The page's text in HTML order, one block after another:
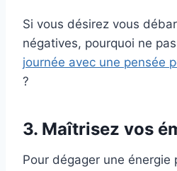
Si vous désirez vous
négatives, pourquoi ne pas
journée avec une pensée
?
3. Maîtrisez vos
Pour dégager une énergie